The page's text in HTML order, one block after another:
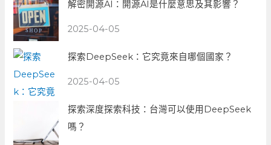
解密開源AI：開源AI是什麼意思及其影響？
2025-04-05
探索DeepSeek：它究竟來自哪個國家？
2025-04-05
探索深度探索科技：台灣可以使用DeepSeek
嗎？